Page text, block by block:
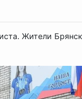
Жители